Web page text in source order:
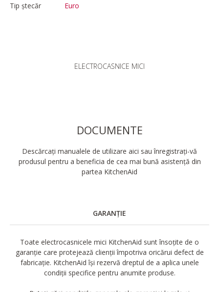
Tip ștecăr
Euro
ELECTROCASNICE MICI
DOCUMENTE
Descărcați manualele de utilizare aici sau înregistrați-vă
produsul pentru a beneficia de cea mai bună asistență din
partea KitchenAid
GARANȚIE
Toate electrocasnicele mici KitchenAid sunt însoțite de o
garanție care protejează clienții împotriva oricărui defect de
fabricație. KitchenAid își rezervă dreptul de a aplica unele
condiții specifice pentru anumite produse.